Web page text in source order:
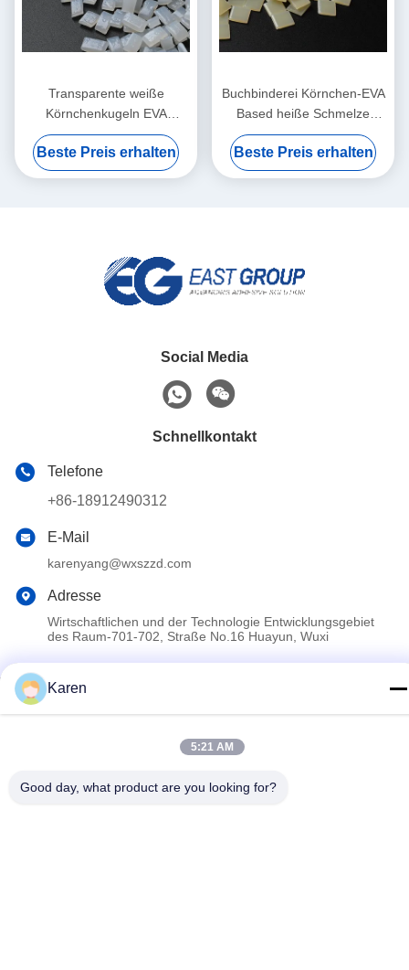
Transparente weiße
Körnchenkugeln EVA
Bookbinding heiße Schmelze
Adhesives
Beste Preis erhalten
Buchbinderei Körnchen-EVA
Based heiße Schmelze
Adhesives EVA heiße
Schmelze Kleber For
Beste Preis erhalten
Social Media
Schnellkontakt
Telefone
+86-18912490312
E-Mail
karenyang@wxszzd.com
Adresse
Wirtschaftlichen und der Technologie Entwicklungsgebiet
des Raum-701-702, Straße No.16 Huayun, Wuxi
Copyright © 2022-2026 Wuxi East Group Trading Co.,Ltd . Alle
Karen
5:21 AM
Good day, what product are you looking for?